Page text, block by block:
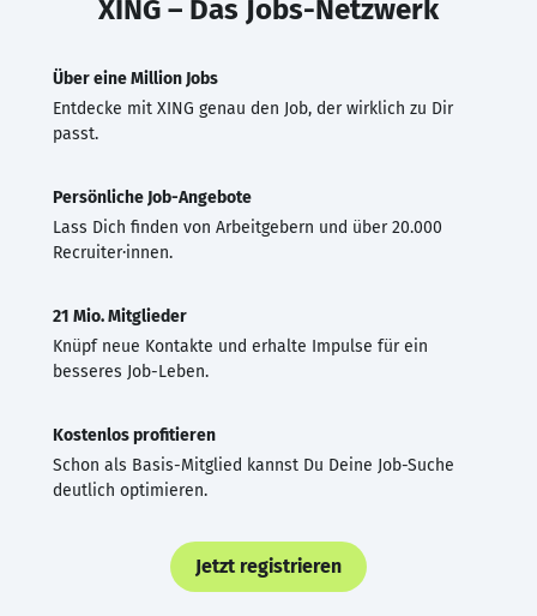
XING – Das Jobs-Netzwerk
Über eine Million Jobs
Entdecke mit XING genau den Job, der wirklich zu Dir
passt.
Persönliche Job-Angebote
Lass Dich finden von Arbeitgebern und über 20.000
Recruiter·innen.
21 Mio. Mitglieder
Knüpf neue Kontakte und erhalte Impulse für ein
besseres Job-Leben.
Kostenlos profitieren
Schon als Basis-Mitglied kannst Du Deine Job-Suche
deutlich optimieren.
Jetzt registrieren